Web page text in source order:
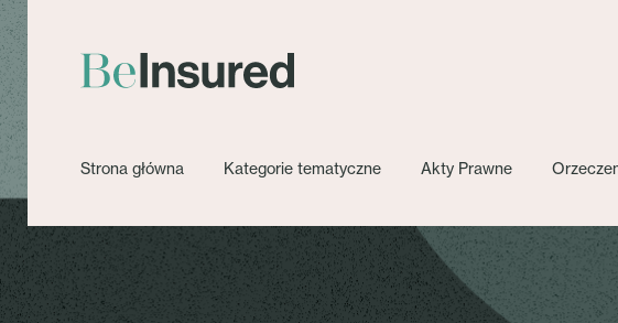
Strona główna Kategorie tematyczne Akty Prawne